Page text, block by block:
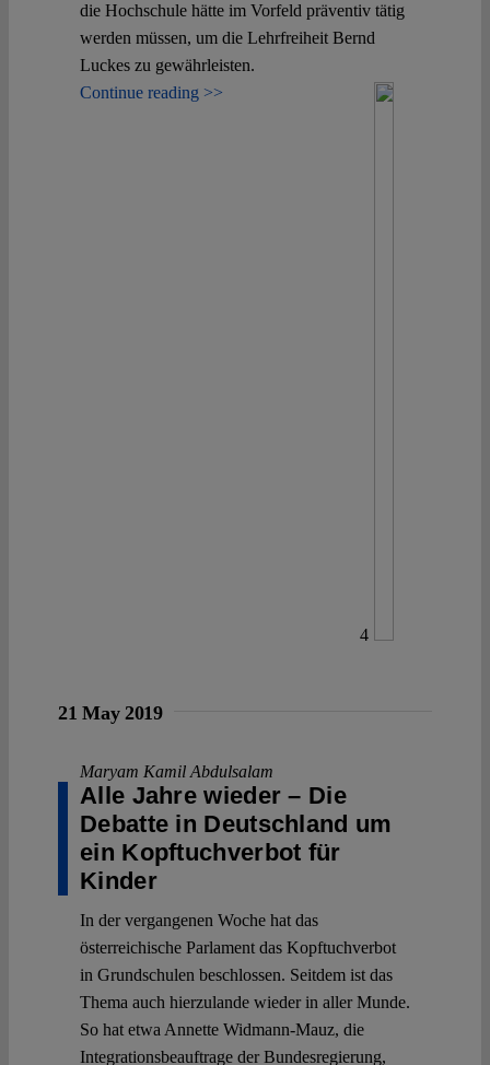
die Hochschule hätte im Vorfeld präventiv tätig
werden müssen, um die Lehrfreiheit Bernd
Luckes zu gewährleisten.
Continue reading >>
4
21 May 2019
Maryam Kamil Abdulsalam
Alle Jahre wieder – Die
Debatte in Deutschland um
ein Kopftuchverbot für
Kinder
In der vergangenen Woche hat das
österreichische Parlament das Kopftuchverbot
in Grundschulen beschlossen. Seitdem ist das
Thema auch hierzulande wieder in aller Munde.
So hat etwa Annette Widmann-Mauz, die
Integrationsbeauftrage der Bundesregierung,